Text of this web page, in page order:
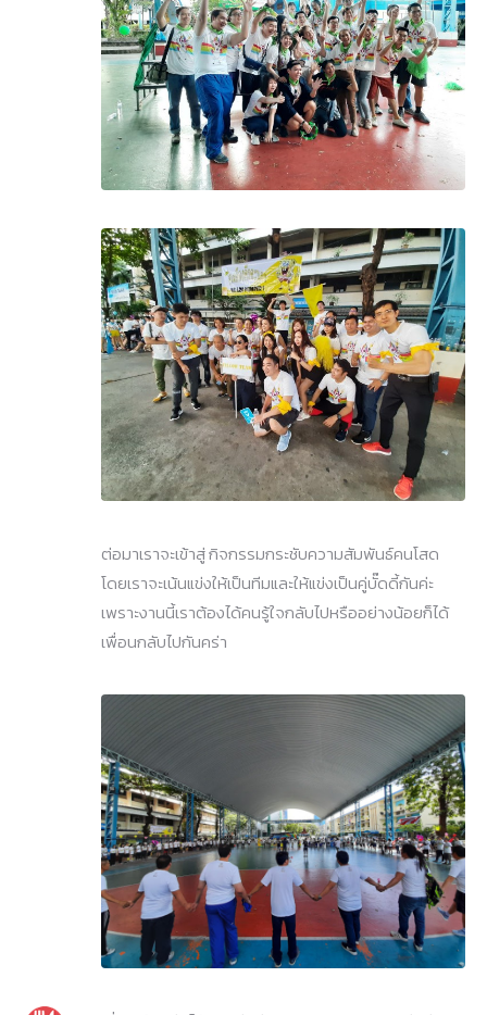
ต่อมาเราจะเข้าสู่ กิจกรรมกระชับความสัมพันธ์คนโสด
โดยเราจะเน้นแข่งให้เป็นทีมและให้แข่งเป็นคู่บั๊ดดี้กันค่ะ
เพราะงานนี้เราต้องได้คนรู้ใจกลับไปหรืออย่างน้อยก็ได้
เพื่อนกลับไปกันคร่า